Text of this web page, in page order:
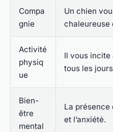
Compa
gnie
Un chien
chaleureuse
Activité
physiq
ue
Il vous
tous les
Bien-
être
mental
La présence
et l’anxiété.